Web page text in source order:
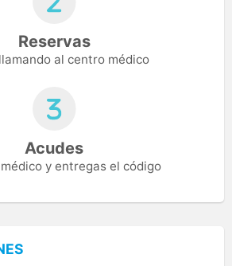
Reservas
al centro médico
Acudes
y entregas el código